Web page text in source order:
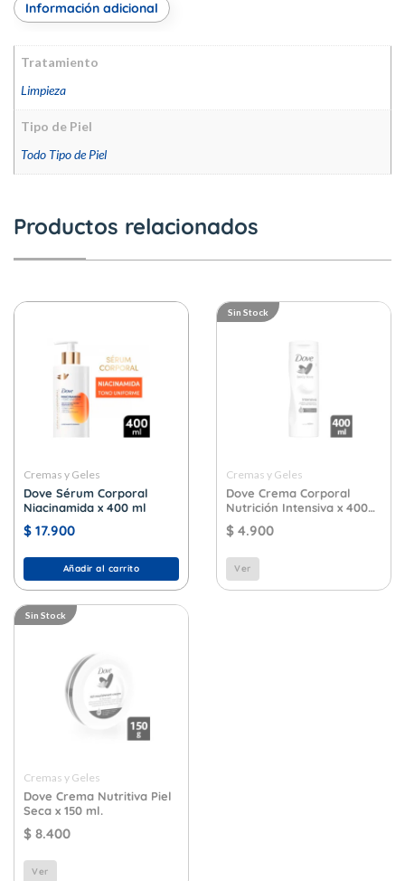
Información adicional
Tratamiento
Limpieza
Tipo de Piel
Todo Tipo de Piel
Productos relacionados
Cremas y Geles
Dove Sérum Corporal
Niacinamida x 400 ml
$ 17.900
Añadir al carrito
Sin Stock
Cremas y Geles
Dove Crema Corporal
Nutrición Intensiva x 400
ml.
$ 4.900
Ver
Sin Stock
Cremas y Geles
Dove Crema Nutritiva Piel
Seca x 150 ml.
$ 8.400
Ver